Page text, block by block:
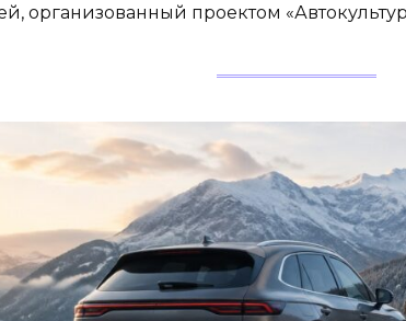
организованный проектом